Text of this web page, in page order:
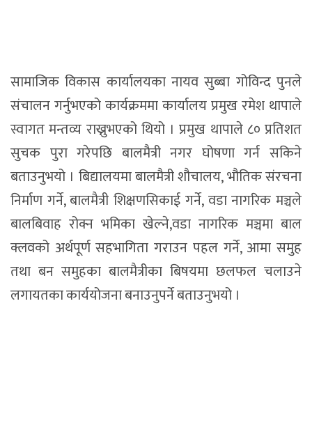
सामाजिक विकास कार्यालयका नायव सुब्बा गोविन्द पुनले
संचालन गर्नुभएको कार्यक्रममा कार्यालय प्रमुख रमेश थापाले
स्वागत मन्तव्य राख्नुभएको थियो । प्रमुख थापाले ८० प्रतिशत
सुचक पुरा गरेपछि बालमैत्री नगर घोषणा गर्न सकिने
बताउनुभयो । बिद्यालयमा बालमैत्री शौचालय, भौतिक संरचना
निर्माण गर्ने, बालमैत्री शिक्षणसिकाई गर्ने, वडा नागरिक मञ्चले
बालबिवाह रोक्न भमिका खेल्ने,वडा नागरिक मञ्चमा बाल
क्लवको अर्थपूर्ण सहभागिता गराउन पहल गर्ने, आमा समुह
तथा बन समुहका बालमैत्रीका बिषयमा छलफल चलाउने
लगायतका कार्ययोजना बनाउनुपर्ने बताउनुभयो ।